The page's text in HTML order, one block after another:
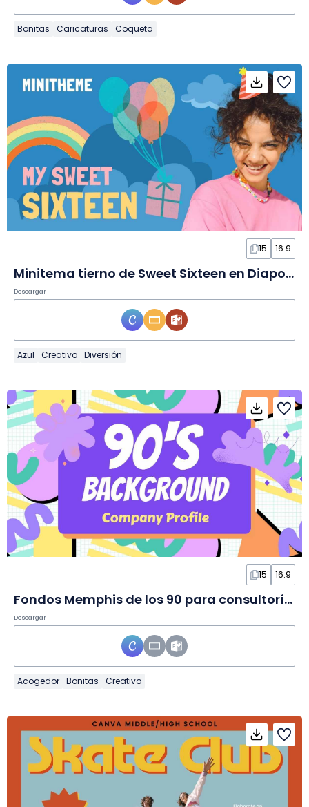
Bonitas Caricaturas Coqueta
15 16:9
Minitema tierno de Sweet Sixteen en Diapositivas
Descargar
Azul Creativo Diversión
15 16:9
Fondos Memphis de los 90 para consultoría en Diapositivas
Descargar
Acogedor Bonitas Creativo